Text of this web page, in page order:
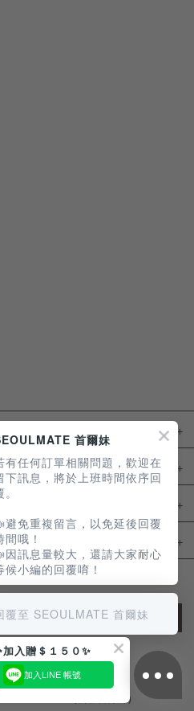
JOIN
/ Mon - Fri(例假日除外)
首爾妹
有任何訂單相關問題，歡迎在
下訊息，將於上班時間依序回
避免重複留言，以免延後回覆
間哦！
因訊息量較大，還請大家耐心
候小編的回覆唷！
覆至 SEOULMATE 首爾妹
加入贈＄１５０✨
加入LINE 帳號